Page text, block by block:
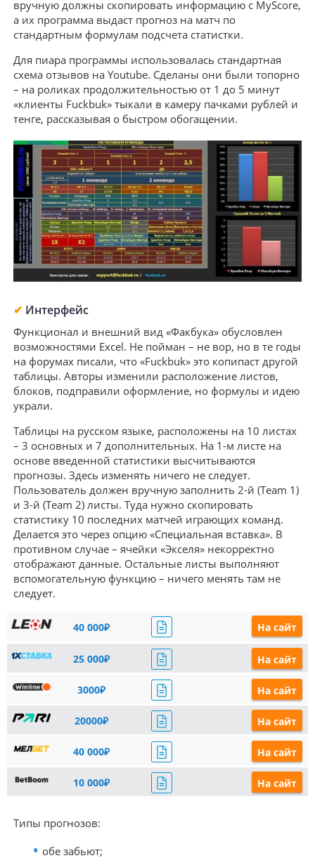
вручную должны скопировать информацию с MyScore,
а их программа выдаст прогноз на матч по
стандартным формулам подсчета статистки.
Для пиара программы использовалась стандартная
схема отзывов на Youtube. Сделаны они были топорно
– на роликах продолжительностью от 1 до 5 минут
«клиенты Fuckbuk» тыкали в камеру пачками рублей и
тенге, рассказывая о быстром обогащении.
✔ Интерфейс
Функционал и внешний вид «Факбука» обусловлен
возможностями Excel. Не пойман – не вор, но в те годы
на форумах писали, что «Fuckbuk» это копипаст другой
таблицы. Авторы изменили расположение листов,
блоков, подправили оформление, но формулы и идею
украли.
Таблицы на русском языке, расположены на 10 листах
– 3 основных и 7 дополнительных. На 1-м листе на
основе введенной статистики высчитываются
прогнозы. Здесь изменять ничего не следует.
Пользователь должен вручную заполнить 2-й (Team 1)
и 3-й (Team 2) листы. Туда нужно скопировать
статистику 10 последних матчей играющих команд.
Делается это через опцию «Специальная вставка». В
противном случае – ячейки «Экселя» некорректно
отображают данные. Остальные листы выполняют
вспомогательную функцию – ничего менять там не
следует.
40 000₽ На сайт
25 000₽ На сайт
3000₽ На сайт
20000₽ На сайт
40 000₽ На сайт
10 000₽ На сайт
Типы прогнозов:
обе забьют;